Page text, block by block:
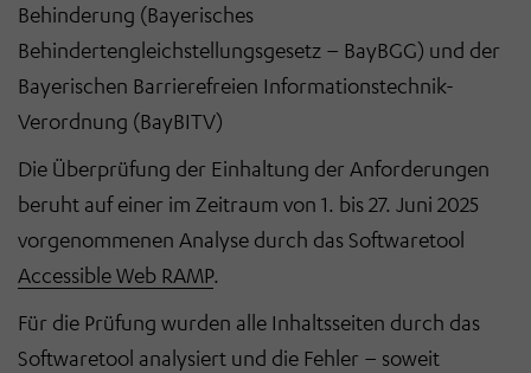
Behinderung (Bayerisches
Behindertengleichstellungsgesetz – BayBGG) und der
Bayerischen Barrierefreien Informationstechnik-
Verordnung (BayBITV)
Die Überprüfung der Einhaltung der Anforderungen
beruht auf einer im Zeitraum von 1. bis 27. Juni 2025
vorgenommenen Analyse durch das Softwaretool
Accessible Web RAMP.
Für die Prüfung wurden alle Inhaltsseiten durch das
Softwaretool analysiert und die Fehler – soweit